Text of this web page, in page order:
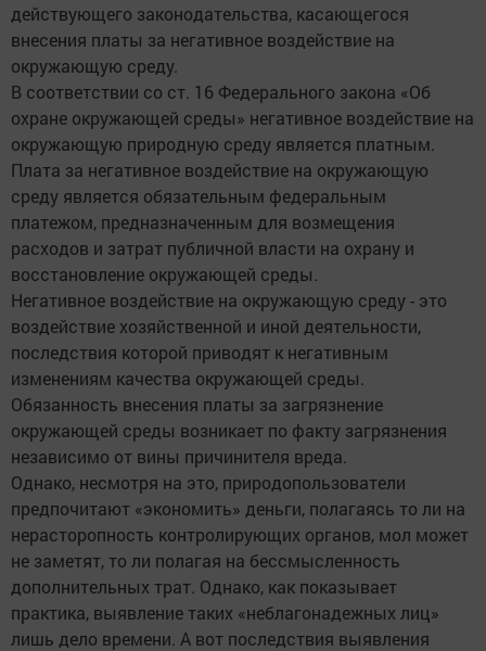
действующего законодательства, касающегося
внесения платы за негативное воздействие на
окружающую среду.
В соответствии со ст. 16 Федерального закона «Об
охране окружающей среды» негативное воздействие на
окружающую природную среду является платным.
Плата за негативное воздействие на окружающую
среду является обязательным федеральным
платежом, предназначенным для возмещения
расходов и затрат публичной власти на охрану и
восстановление окружающей среды.
Негативное воздействие на окружающую среду - это
воздействие хозяйственной и иной деятельности,
последствия которой приводят к негативным
изменениям качества окружающей среды.
Обязанность внесения платы за загрязнение
окружающей среды возникает по факту загрязнения
независимо от вины причинителя вреда.
Однако, несмотря на это, природопользователи
предпочитают «экономить» деньги, полагаясь то ли на
нерасторопность контролирующих органов, мол может
не заметят, то ли полагая на бессмысленность
дополнительных трат. Однако, как показывает
практика, выявление таких «неблагонадежных лиц»
лишь дело времени. А вот последствия выявления